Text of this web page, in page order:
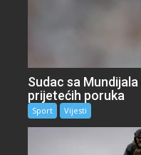
Sudac sa
prijetećih poruka
Sport Vijesti